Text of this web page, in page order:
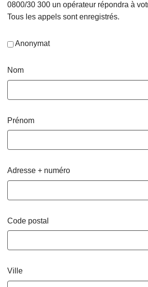
0800/30 300 un opérateur répondra à
Tous les appels sont enregistrés.
Anonymat
Nom
Prénom
Adresse + numéro
Code postal
Ville